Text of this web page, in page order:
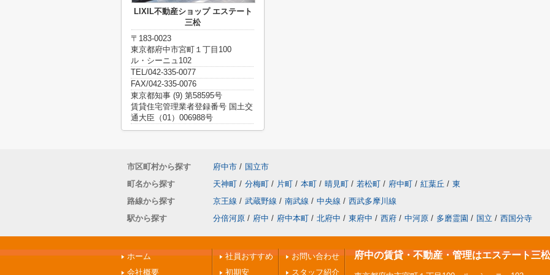
LIXIL不動産ショップ エステート
三松
〒183-0023
東京都府中市宮町１丁目100
ル・シーニュ102
TEL/042-335-0077
FAX/042-335-0076
東京都知事 (9) 第58595号
賃貸住宅管理業者登録番号 国土交
通大臣（01）006988号
市区町村から探す 府中市 / 国立市
町名から探す
天神町 / 分梅町 / 片町 / 本町 / 晴見町 / 若松町 / 府中町 / 紅葉丘 / 東
路線から探す
京王線 / 武蔵野線 / 南武線 / 中央線 / 西武多摩川線
駅から探す
分倍河原 / 府中 / 府中本町 / 北府中 / 東府中 / 西府 / 中河原 / 多磨霊園 / 国立 / 西国分寺
ホーム
会社概要
社員おすすめ
初期安
お問い合わせ
スタッフ紹介
府中の賃貸・不動産・管理はエステート三松